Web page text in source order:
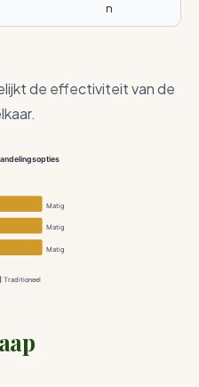
n
de effectiviteit van de
Matig
Matig
Matig
Traditioneel